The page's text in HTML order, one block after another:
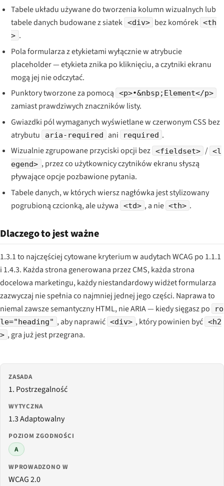
Tabele układu używane do tworzenia kolumn wizualnych lub
tabele danych budowane z siatek <div> bez komórek <th
> .
Pola formularza z etykietami wyłącznie w atrybucie
placeholder — etykieta znika po kliknięciu, a czytniki ekranu
mogą jej nie odczytać.
Punktory tworzone za pomocą
<p>•&nbsp;Element</p>
zamiast prawdziwych znaczników listy.
Gwiazdki pól wymaganych wyświetlane w czerwonym CSS bez
atrybutu
aria-required ani required .
Wizualnie zgrupowane przyciski opcji bez <fieldset> / <l
egend> , przez co użytkownicy czytników ekranu słyszą
pływające opcje pozbawione pytania.
Tabele danych, w których wiersz nagłówka jest stylizowany
pogrubioną czcionką, ale używa
<td> , a nie <th> .
Dlaczego to jest ważne
1.3.1 to najczęściej cytowane kryterium w audytach WCAG po 1.1.1
i 1.4.3. Każda strona generowana przez CMS, każda strona
docelowa marketingu, każdy niestandardowy widżet formularza
zazwyczaj nie spełnia co najmniej jednej jego części. Naprawa to
niemal zawsze semantyczny HTML, nie ARIA — kiedy sięgasz po
ro
le="heading" , aby naprawić <div> , który powinien być <h2
> , gra już jest przegrana.
ZASADA
1. Postrzegalność
WYTYCZNA
1.3 Adaptowalny
POZIOM ZGODNOŚCI
A
WPROWADZONO W
WCAG 2.0